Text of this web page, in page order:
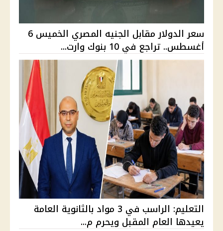
سعر الدولار مقابل الجنيه المصري الخميس 6
أغسطس.. تراجع في 10 بنوك وارت...
التعليم: الراسب في 3 مواد بالثانوية العامة
يعيدها العام المقبل ويحرم م...